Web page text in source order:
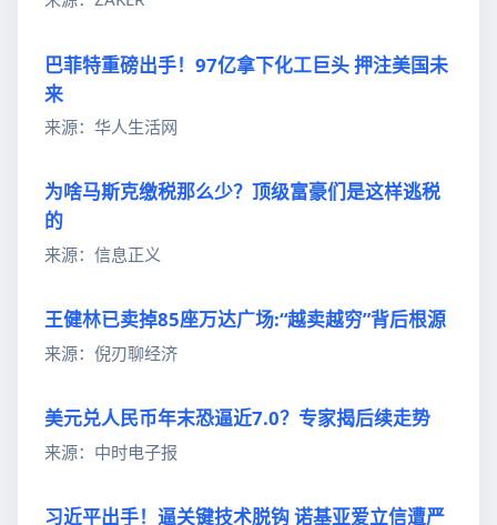
巴菲特重磅出手！97亿拿下化工巨头 押注美国未
来
来源：华人生活网
为啥马斯克缴税那么少？顶级富豪们是这样逃税
的
来源：信息正义
王健林已卖掉85座万达广场:“越卖越穷”背后根源
来源：倪刃聊经济
美元兑人民币年末恐逼近7.0？专家揭后续走势
来源：中时电子报
习近平出手！逼关键技术脱钩 诺基亚爱立信遭严